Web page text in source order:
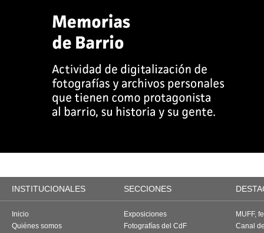
INSTITUCIONALES SECCIONES
Inicio
Quiénes somos
Exposiciones
Fotografías del CdF
MUFF,
Canal